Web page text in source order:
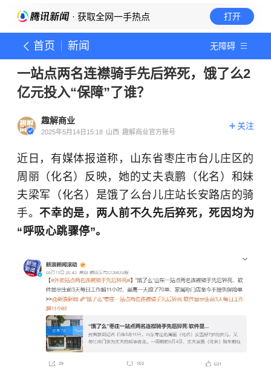
· 获取全网一手热点 打开
首页 新闻 无障碍
一站点两名连襟骑手先后猝死，饿了么2
亿元投入“保障”了谁？
趣解商业
2025年5月14日15:18 山西 趣解商业官方账号
关注
近日，有媒体报道称，山东省枣庄市台儿庄区的
周丽（化名）反映，她的丈夫袁鹏（化名）和妹
夫梁军（化名）是饿了么台儿庄站长安路店的骑
手。不幸的是，两人前不久先后猝死，死因均为
“呼吸心跳骤停”。